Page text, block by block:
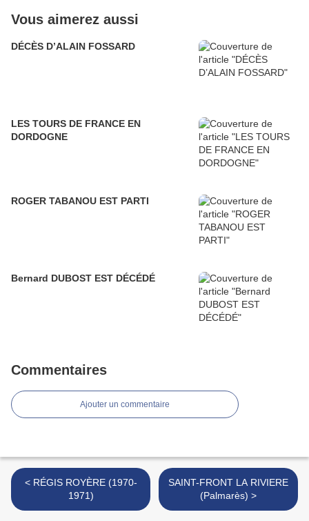
Vous aimerez aussi
DÉCÈS D’ALAIN FOSSARD
LES TOURS DE FRANCE EN
DORDOGNE
ROGER TABANOU EST PARTI
Bernard DUBOST EST DÉCÉDÉ
Commentaires
Ajouter un commentaire
< RÉGIS ROYÈRE (1970-
1971)
SAINT-FRONT LA RIVIERE
(Palmarès) >